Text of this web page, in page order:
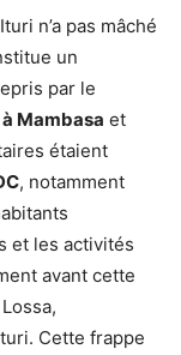
n’a pas mâché
un
par le
Mambasa et
étaient
, notamment
et les activités
avant cette
Cette frappe